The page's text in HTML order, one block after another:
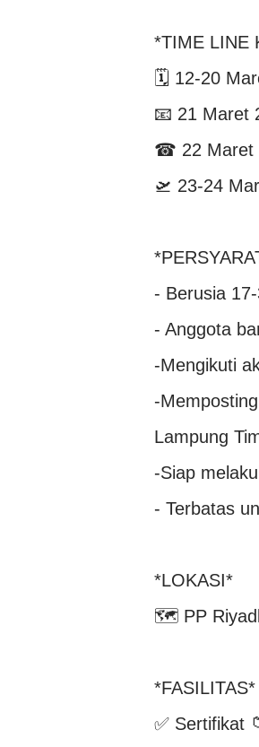
*TIME LINE
🗓 12-20
📧 21 Maret
☎ 22 Maret
🛫 23-24
- Berusia
- Anggota
-Mengikuti
-
Lampung
-Siap
- Terbatas
*LOKASI*
🗺 PP
*FASILITAS*
✅ Sertifikat